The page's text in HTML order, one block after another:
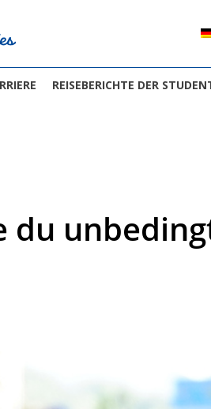
REISEBERICHTE DER
du